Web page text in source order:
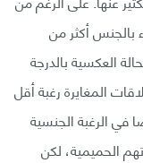
بالجنس أكثر من
العكسية بالدرجة
المغايرة رغبة أقل
في الرغبة الجنسية
الحميمية، لكن